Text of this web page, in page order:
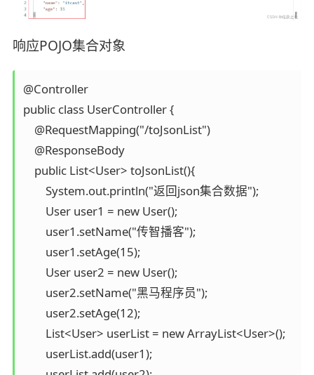
响应POJO集合对象
@Controller
public class UserController {
    @RequestMapping("/toJsonList")
    @ResponseBody
    public List<User> toJsonList(){
        System.out.println("返回json集合数据");
        User user1 = new User();
        user1.setName("传智播客");
        user1.setAge(15);
        User user2 = new User();
        user2.setName("黑马程序员");
        user2.setAge(12);
        List<User> userList = new ArrayList<User>();
        userList.add(user1);